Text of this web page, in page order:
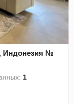
Индонезия №
1